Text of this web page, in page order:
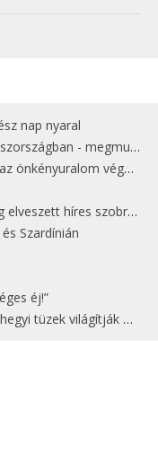
nap nyaral
megmutatjuk a 15 legjobbat
végét jelentette
híres szobrának másolatát
Szardínián
éj!”
világítják meg Zugspitzét